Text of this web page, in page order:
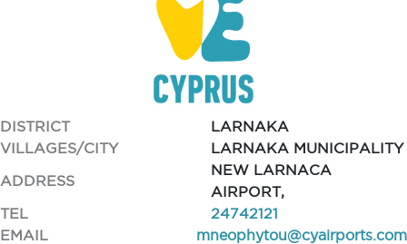
DISTRICT
LARNAKA
VILLAGES/CITY
LARNAKA MUNICIPALITY
ADDRESS
NEW LARNACA
AIRPORT,
TEL
24742121
EMAIL
mneophytou@cyairports.com